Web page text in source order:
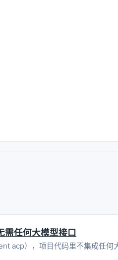
需任何大模型接口
acp），项目代码里不集成任何